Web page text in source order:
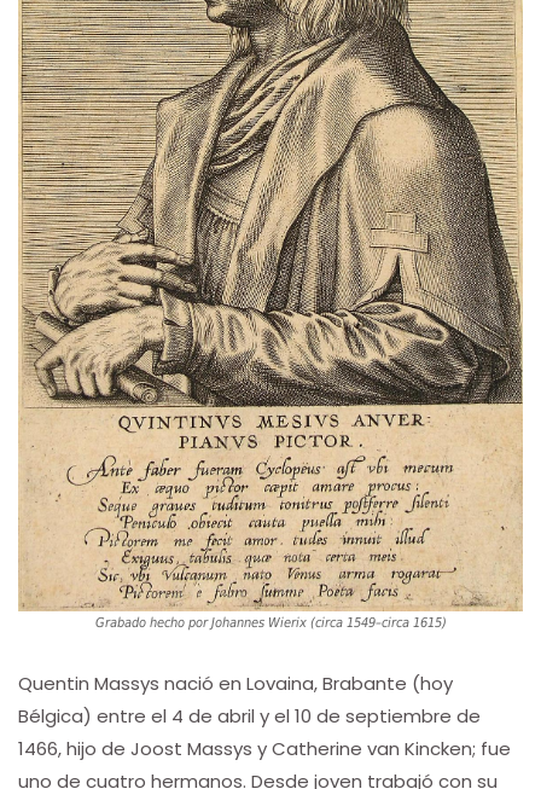
Grabado hecho por Johannes Wierix (circa 1549–circa 1615)
Quentin Massys nació en Lovaina, Brabante (hoy
Bélgica) entre el 4 de abril y el 10 de septiembre de
1466, hijo de Joost Massys y Catherine van Kincken; fue
uno de cuatro hermanos. Desde joven trabajó con su